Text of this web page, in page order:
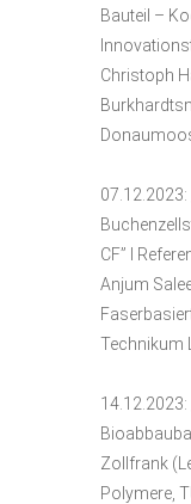
Bauteil –
Christoph
CF” I
Anjum
Technikum
Zollfrank
Polymere,